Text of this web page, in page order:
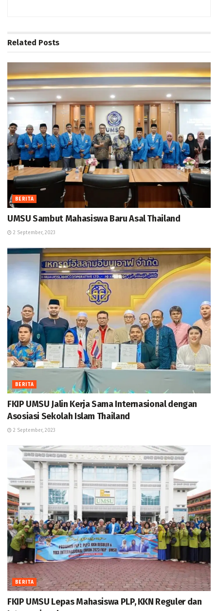
Related Posts
BERITA
UMSU Sambut Mahasiswa Baru Asal Thailand
2 September, 2023
BERITA
FKIP UMSU Jalin Kerja Sama Internasional dengan
Asosiasi Sekolah Islam Thailand
2 September, 2023
BERITA
FKIP UMSU Lepas Mahasiswa PLP, KKN Reguler dan